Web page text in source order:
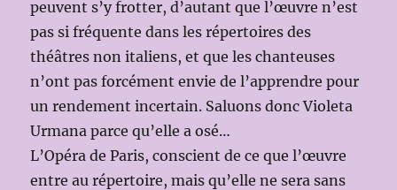
peuvent s’y frotter, d’autant que l’œuvre n’est
pas si fréquente dans les répertoires des
théâtres non italiens, et que les chanteuses
n’ont pas forcément envie de l’apprendre pour
un rendement incertain. Saluons donc Violeta
Urmana parce qu’elle a osé…
L’Opéra de Paris, conscient de ce que l’œuvre
entre au répertoire, mais qu’elle ne sera sans